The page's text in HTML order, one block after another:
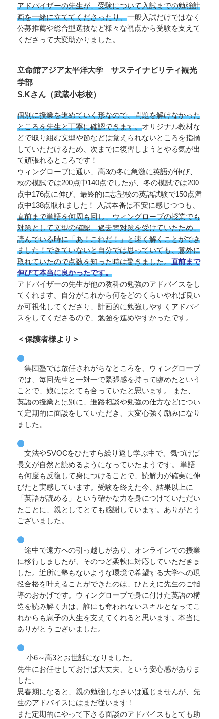
アドバイザーの先生が、受験について入試までの勉強計
画を一緒に立ててくださったり、一般入試だけではなく
公募推薦や総合型選抜など様々な視点から受験を支えて
くださって大変助かりました。
立命館アジア太平洋大学 サステイナビリティ観光
学部
S.Kさん（武蔵小杉校）
個別に授業を進めていく形なので、問題を解けなかった
ところを先生と丁寧に確認できます。オリジナル教材な
どで取り組む文型や節などは覚えられないところを指摘
していただけるため、次までに復習しようとやる気が出
て頑張れるところです！
ウィングローブに通い、高3の冬に急激に英語が伸び、
秋の模試では200点中140点でしたが、冬の模試では200
点中176点に伸び、最終的に志望校の英語試験で150点満
点中138点取れました！ 入試本番は不安に感じつつも、
直前まで単語を何周も回し、ウィングローブの授業でも
対策として文型の確認、過去問対策を受けていたため、
読んでいる時に「あ！これだ！」と速く解くことができ
ました！できていないと自分では思っていても、意外に
取れていたので点数を知った時は驚きました。直前まで
伸びて本当に良かったです。
アドバイザーの先生が他の教科の勉強のアドバイスをし
てくれます。自分がこれから何をどのくらいやれば良い
か可視化してくださり、計画的に勉強しやすくアドバイ
スをしてくださるので、勉強を進めやすかったです。
＜保護者様より＞
集団塾では放任されがちなところを、ウィングローブ
では、毎回先生と一対一で緊張感を持って臨めたという
ことで、娘にはとても合っていたと思います。 また、
英語の授業とは別に、進路相談や勉強の仕方などについ
て定期的に面談をしていただき、大変心強く励みになり
ました。
文法やSVOCをひたすら繰り返し学ぶ中で、気づけば
長文が自然と読めるようになっていたようです。 単語
も何度も反復して身につけることで、読解力が確実に伸
びたと実感しています。受験を終えた今、結果以上に
「英語が読める」という確かな力を身につけていただい
たことに、親としてとても感謝しています。ありがとう
ございました。
途中で遠方への引っ越しがあり、オンラインでの授業
に移行しましたが、そのつど柔軟に対応していただきま
した。近所に塾もないような環境で希望する大学への現
役合格を叶えることができたのは、ひとえに先生のご指
導のおかげです。ウィングローブで身に付けた英語の構
造を読み解く力は、誰にも奪われないスキルとなってこ
れからも息子の人生を支えてくれると思います。本当に
ありがとうございました。
小6～高3とお世話になりました。
先生にお任せしておけば大丈夫、という安心感がありま
した。
思春期になると、親の勉強しなさいは通じませんが、先
生のアドバイスにはまだ従います！
また定期的にやって下さる面談のアドバイスもとても助